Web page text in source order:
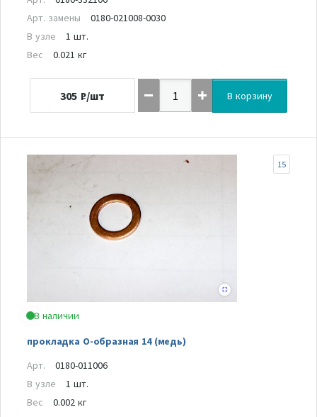
Арт. замены
0180-021008-0030
В узле
1 шт.
Вес
0.021 кг
305 ₽/шт В корзину
В наличии
прокладка О-образная 14 (медь)
15
Арт.
0180-011006
В узле
1 шт.
Вес
0.002 кг